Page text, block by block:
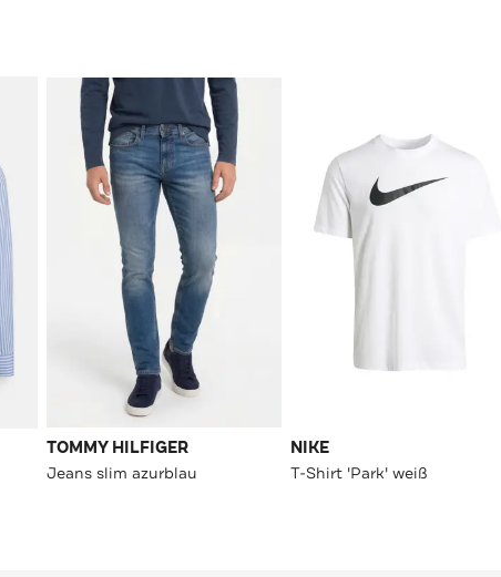
TOMMY HILFIGER
Jeans slim azurblau
NIKE
T-Shirt 'Park' weiß